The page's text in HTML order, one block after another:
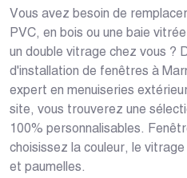
Vous avez besoin de
PVC, en bois ou une baie
un double vitrage chez vous ?
d'installation de fenêtres à
expert en menuiseries
site, vous trouverez une
100% personnalisables.
choisissez la couleur, le
et paumelles.